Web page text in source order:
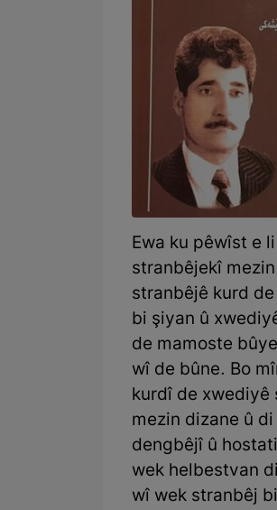
Ewa ku pêwîst e
stranbêjekî
stranbêjê kurd
bi şiyan û
de mamoste
wî de bûne. Bo
kurdî de xwediyê
mezin dizane û
dengbêjî û
wek helbestvan
wî wek stranbêj